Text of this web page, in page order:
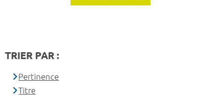
TRIER PAR :
Pertinence
Titre